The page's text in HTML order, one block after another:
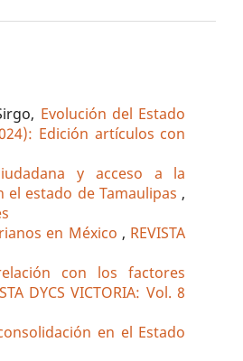
Evolución del Estado
Edición artículos con
y acceso a la
estado de Tamaulipas ,
en México , REVISTA
con los factores
DYCS VICTORIA: Vol. 8
en el Estado